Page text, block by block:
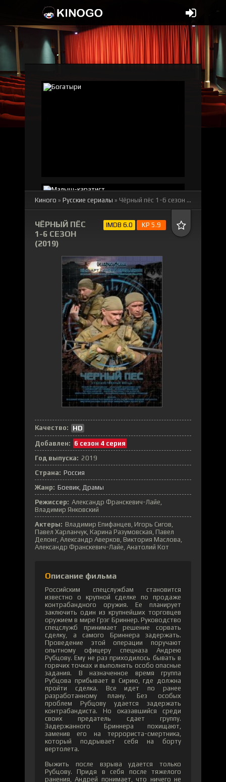
Киного » Русские сериалы » Чёрный пёс 1-6 сезон
ЧЁРНЫЙ ПЁС
1-6 СЕЗОН
(2019)
IMDB 6.0 KP 5.9
Качество:
HD
Добавлен: 6 сезон 4 серия
Год выпуска: 2019
Страна: Россия
Жанр: Боевик Драмы
Режиссер: Александр Франскевич-Лайе,
Владимир Янковский
Актеры: Владимир Епифанцев, Игорь Сигов,
Павел Харланчук, Карина Разумовская, Павел
Делонг, Александр Аверков, Виктория Маслова,
Александр Франскевич-Лайе, Анатолий Кот
Описание фильма
Российским спецслужбам становится
известно о крупной сделке по продаже
контрабандного оружия. Ее планирует
заключить один из крупнейших торговцев
оружием в мире Грэг Бриннер. Руководство
спецслужб принимает решение сорвать
сделку, а самого Бриннера задержать.
Проведение этой операции поручают
опытному офицеру спецназа Андрею
Рубцову. Ему не раз приходилось бывать в
горячих точках и выполнять особо опасные
задания. В назначенное время группа
Рубцова прибывает в Сирию, где должна
пройти сделка. Все идет по ранее
разработанному плану. Без особых
проблем Рубцову удается задержать
контрабандиста. Но оказавшийся среди
своих предатель сдает группу.
Задержанного Бриннера похищают,
заменив его на террориста-смертника,
который подрывает себя на борту
вертолета.
Выжить после взрыва удается только
Рубцову. Придя в себя после тяжелого
ранения, Андрей понимает, что ничего не